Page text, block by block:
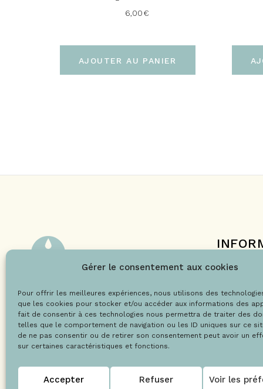
Gérer le consentement aux cookies
Pour offrir les meilleures expériences, nous utilisons des
que les cookies pour stocker et/ou accéder aux informations des
fait de consentir à ces technologies nous permettra de traiter des
telles que le comportement de navigation ou les ID uniques sur ce
de ne pas consentir ou de retirer son consentement peut avoir un
sur certaines caractéristiques et fonctions.
Accepter Refuser Voir les
6,00€
AJOUTER AU PANIER
@Copyright 2021 – Drops la boutique
Le projet
Les labels
Le blog